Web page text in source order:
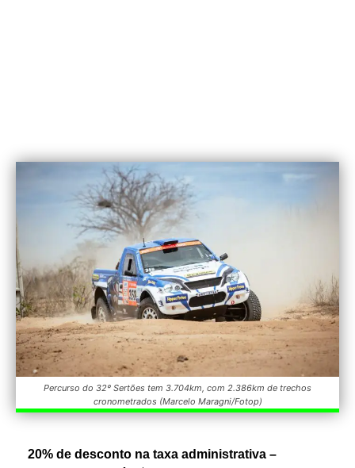
Percurso do 32º Sertões tem 3.704km, com 2.386km de trechos
cronometrados (Marcelo Maragni/Fotop)
20% de desconto na taxa administrativa –